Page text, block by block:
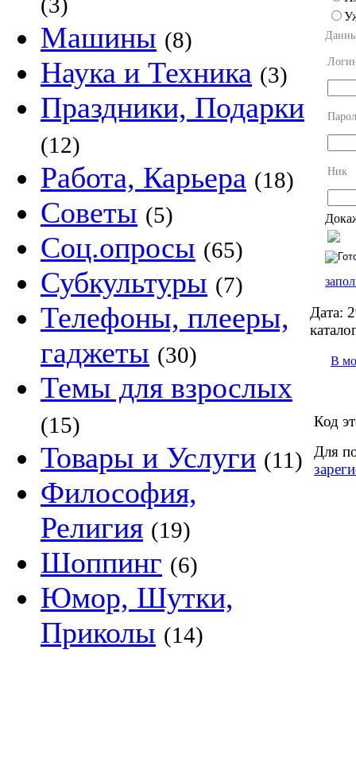
Машины (8)
Наука и Техника (3)
Праздники, Подарки
(12)
Работа, Карьера (18)
Советы (5)
Соц.опросы (65)
Субкультуры (7)
Телефоны, плееры,
гаджеты (30)
Темы для взрослых
(15)
Товары и Услуги (11)
Философия,
Религия (19)
Шоппинг (6)
Юмор, Шутки,
Приколы (14)
Ник
Дата:
В
Код
Для